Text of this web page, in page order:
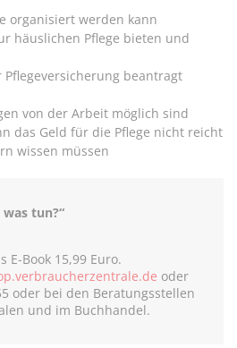
organisiert werden kann
häuslichen Pflege bieten und
Pflegeversicherung beantragt
von der Arbeit möglich sind
das Geld für die Pflege nicht reicht
wissen müssen
tun?“
E-Book 15,99 Euro.
oder
oder bei den Beratungsstellen
und im Buchhandel.